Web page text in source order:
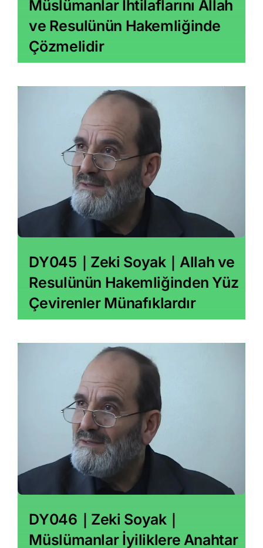
Müslümanlar İhtilaflarını Allah
ve Resulünün Hakemliğinde
Çözmelidir
DY045｜Zeki Soyak｜Allah ve
Resulünün Hakemliğinden Yüz
Çevirenler Münafıklardır
DY046｜Zeki Soyak｜
Müslümanlar İyiliklere Anahtar